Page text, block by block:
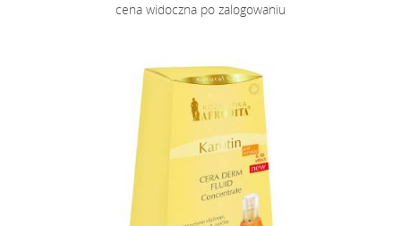
cena widoczna po zalogowaniu